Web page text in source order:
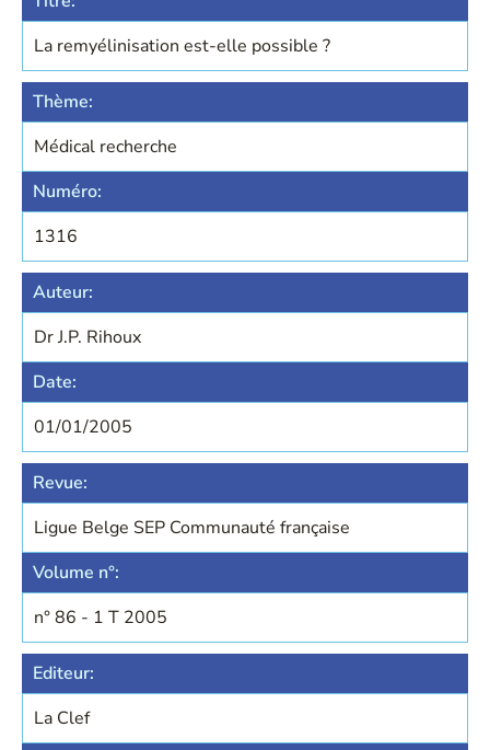
La remyélinisation est-elle possible ?
Thème:
Médical recherche
Numéro:
1316
Auteur:
Dr J.P. Rihoux
Date:
01/01/2005
Revue:
Ligue Belge SEP Communauté française
Volume n°:
n° 86 - 1 T 2005
Editeur:
La Clef